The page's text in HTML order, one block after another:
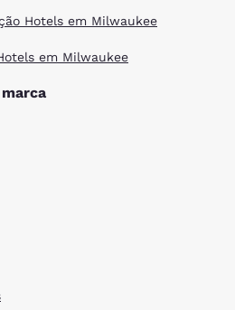
accommodations waiting nearby.
Hotels em Milwaukee
em Milwaukee